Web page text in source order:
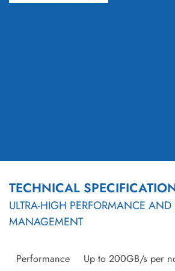
TECHNICAL
ULTRA-HIGH PERFORMANCE AND
MANAGEMENT
Performance Up to 200GB/s per